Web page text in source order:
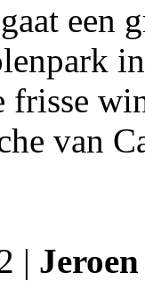
een
frisse
van
|